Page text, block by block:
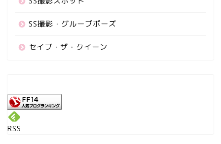
SS撮影・グループポーズ
セイブ・ザ・クイーン
RSS